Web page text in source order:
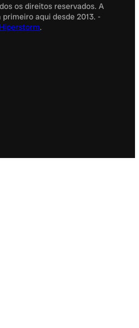
os direitos reservados. A
aqui desde 2013. -
Hiperstorm.